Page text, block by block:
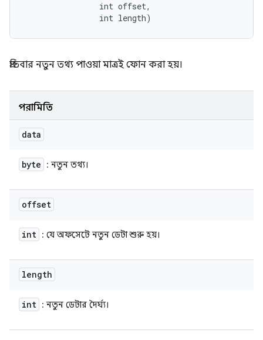
                int offset,
                int length)
প্রতিবার নতুন তথ্য পাওয়া মাত্রই ফোন করা হয়।
পরামিতি
data
byte : নতুন তথ্য।
offset
int : যে অফসেটে নতুন ডেটা শুরু হয়।
length
int : নতুন ডেটার দৈর্ঘ্য।